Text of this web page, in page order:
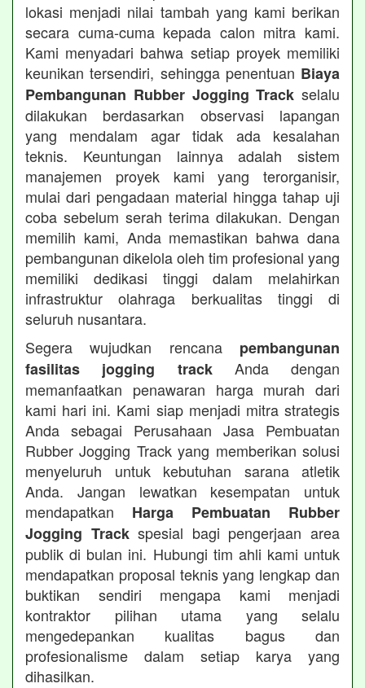
lokasi menjadi nilai tambah yang kami berikan
secara cuma-cuma kepada calon mitra kami.
Kami menyadari bahwa setiap proyek memiliki
keunikan tersendiri, sehingga penentuan Biaya
Pembangunan Rubber Jogging Track selalu
dilakukan berdasarkan observasi lapangan
yang mendalam agar tidak ada kesalahan
teknis. Keuntungan lainnya adalah sistem
manajemen proyek kami yang terorganisir,
mulai dari pengadaan material hingga tahap uji
coba sebelum serah terima dilakukan. Dengan
memilih kami, Anda memastikan bahwa dana
pembangunan dikelola oleh tim profesional yang
memiliki dedikasi tinggi dalam melahirkan
infrastruktur olahraga berkualitas tinggi di
seluruh nusantara.
Segera wujudkan rencana pembangunan
fasilitas jogging trackAnda dengan
memanfaatkan penawaran harga murah dari
kami hari ini. Kami siap menjadi mitra strategis
Anda sebagai Perusahaan Jasa Pembuatan
Rubber Jogging Track yang memberikan solusi
menyeluruh untuk kebutuhan sarana atletik
Anda. Jangan lewatkan kesempatan untuk
mendapatkan Harga Pembuatan Rubber
Jogging Trackspesial bagi pengerjaan area
publik di bulan ini. Hubungi tim ahli kami untuk
mendapatkan proposal teknis yang lengkap dan
buktikan sendiri mengapa kami menjadi
kontraktor pilihan utama yang selalu
mengedepankan kualitas bagus dan
profesionalisme dalam setiap karya yang
dihasilkan.